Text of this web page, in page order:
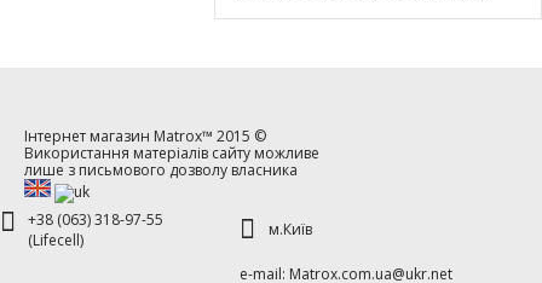
Інтернет магазин Matrox™ 2015 ©
Використання матеріалів сайту можливе
лише з письмового дозволу власника
+38 (063) 318-97-55
(Lifecell)
м.Київ
е-mаil: Matrox.com.ua@ukr.net